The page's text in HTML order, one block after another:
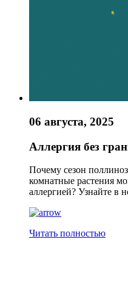
06 августа, 2025
Аллергия без
Почему сезон
комнатные растения
аллергией? Узнайте в
Читать полностью